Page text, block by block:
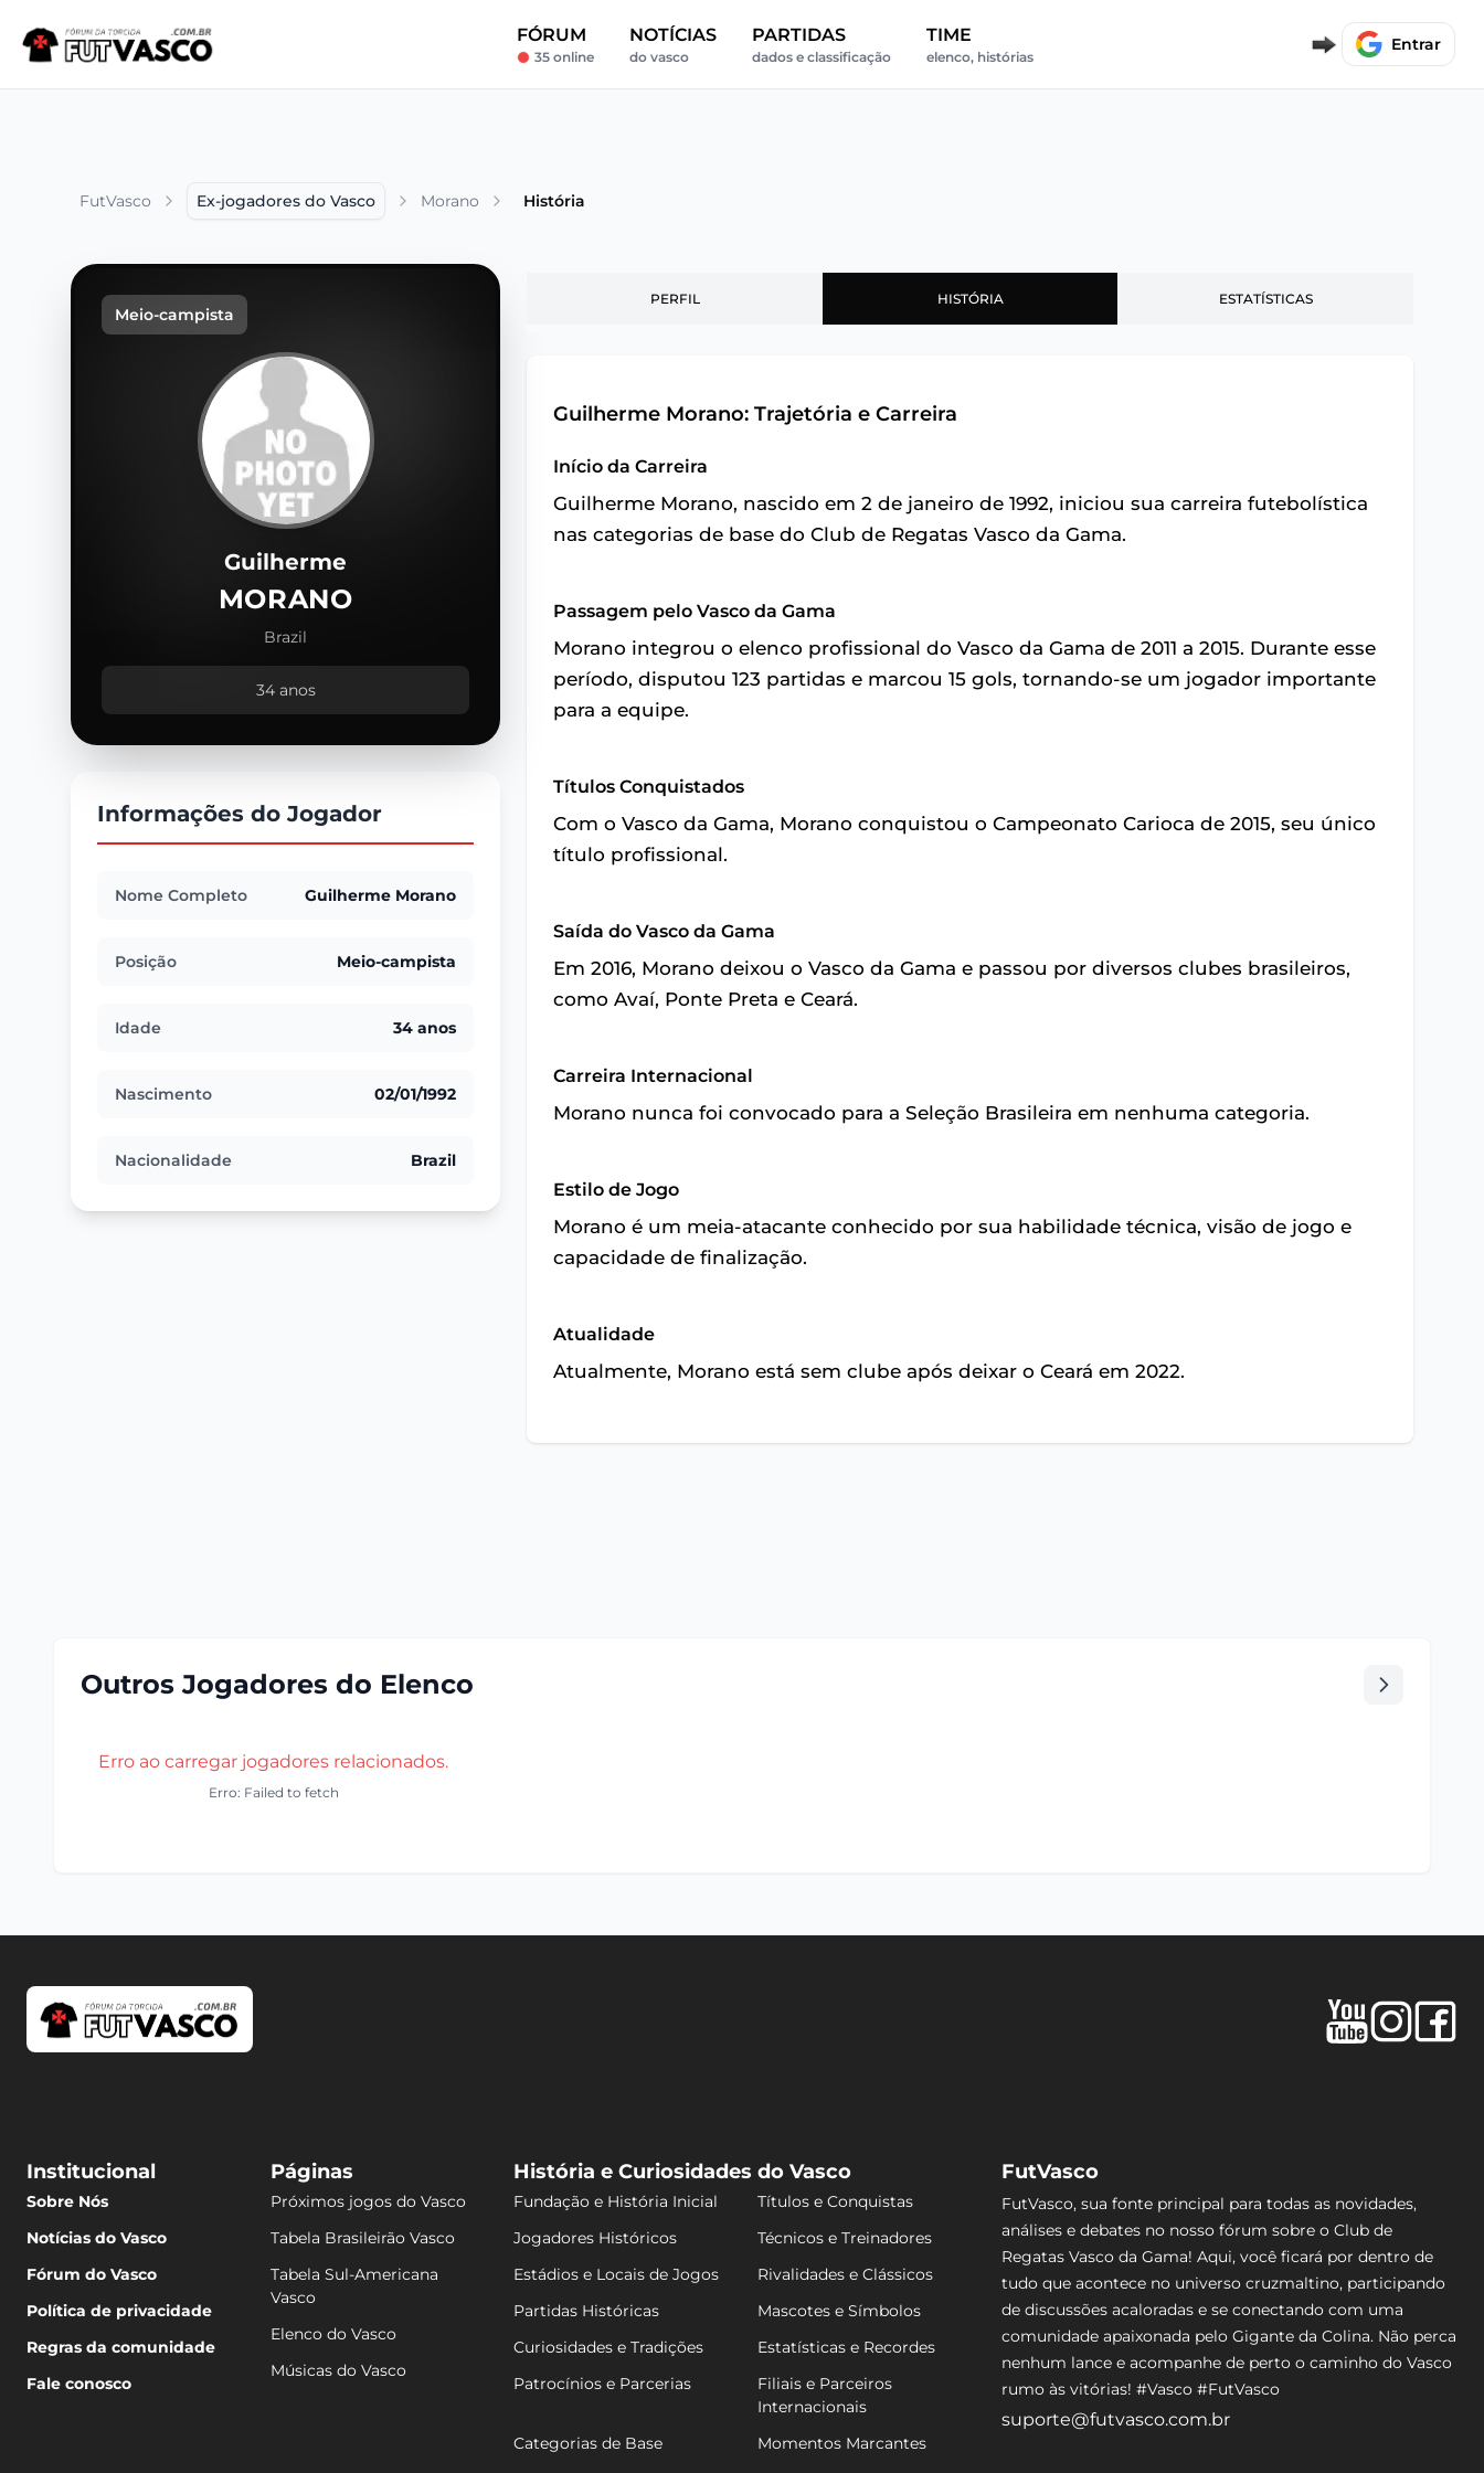
FÓRUM
35 online
NOTÍCIAS
do vasco
PARTIDAS
dados e classificação
TIME
elenco, histórias
Entrar
FutVasco Ex-jogadores do Vasco Morano História
Meio-campista
Guilherme
MORANO
Brazil
34 anos
Informações do Jogador
Nome Completo Guilherme Morano
Posição Meio-campista
Idade 34 anos
Nascimento 02/01/1992
Nacionalidade Brazil
PERFIL HISTÓRIA ESTATÍSTICAS
Guilherme Morano: Trajetória e Carreira
Início da Carreira
Guilherme Morano, nascido em 2 de janeiro de 1992, iniciou sua carreira futebolística
nas categorias de base do Club de Regatas Vasco da Gama.
Passagem pelo Vasco da Gama
Morano integrou o elenco profissional do Vasco da Gama de 2011 a 2015. Durante esse
período, disputou 123 partidas e marcou 15 gols, tornando-se um jogador importante
para a equipe.
Títulos Conquistados
Com o Vasco da Gama, Morano conquistou o Campeonato Carioca de 2015, seu único
título profissional.
Saída do Vasco da Gama
Em 2016, Morano deixou o Vasco da Gama e passou por diversos clubes brasileiros,
como Avaí, Ponte Preta e Ceará.
Carreira Internacional
Morano nunca foi convocado para a Seleção Brasileira em nenhuma categoria.
Estilo de Jogo
Morano é um meia-atacante conhecido por sua habilidade técnica, visão de jogo e
capacidade de finalização.
Atualidade
Atualmente, Morano está sem clube após deixar o Ceará em 2022.
Outros Jogadores do Elenco
Erro ao carregar jogadores relacionados.
Erro: Failed to fetch
Institucional
Sobre Nós
Notícias do Vasco
Fórum do Vasco
Política de privacidade
Regras da comunidade
Fale conosco
Páginas
Próximos jogos do Vasco
Tabela Brasileirão Vasco
Tabela Sul-Americana
Vasco
Elenco do Vasco
Músicas do Vasco
História e Curiosidades do Vasco
Fundação e História Inicial
Títulos e Conquistas
Jogadores Históricos
Técnicos e Treinadores
Estádios e Locais de Jogos
Rivalidades e Clássicos
Partidas Históricas
Mascotes e Símbolos
Curiosidades e Tradições
Estatísticas e Recordes
Patrocínios e Parcerias
Filiais e Parceiros
Internacionais
Categorias de Base
Momentos Marcantes
FutVasco
FutVasco, sua fonte principal para todas as novidades,
análises e debates no nosso fórum sobre o Club de
Regatas Vasco da Gama! Aqui, você ficará por dentro de
tudo que acontece no universo cruzmaltino, participando
de discussões acaloradas e se conectando com uma
comunidade apaixonada pelo Gigante da Colina. Não perca
nenhum lance e acompanhe de perto o caminho do Vasco
rumo às vitórias! #Vasco #FutVasco
suporte@futvasco.com.br